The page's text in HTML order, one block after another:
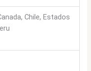
Chile, Estados